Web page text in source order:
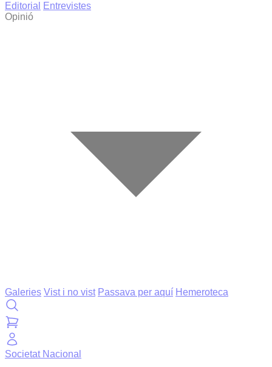
Editorial
Entrevistes
Opinió
Galeries Vist i no vist Passava per aquí Hemeroteca
Societat Nacional